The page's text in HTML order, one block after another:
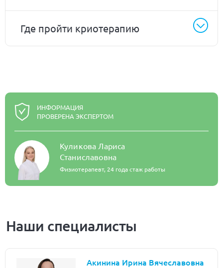
Где пройти криотерапию
ИНФОРМАЦИЯ
ПРОВЕРЕНА ЭКСПЕРТОМ
Куликова Лариса
Станиславовна
Физиотерапевт, 24 года стаж работы
Наши специалисты
Акинина Ирина Вячеславовна